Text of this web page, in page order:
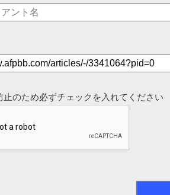
止のため必ずチェックを入れてください